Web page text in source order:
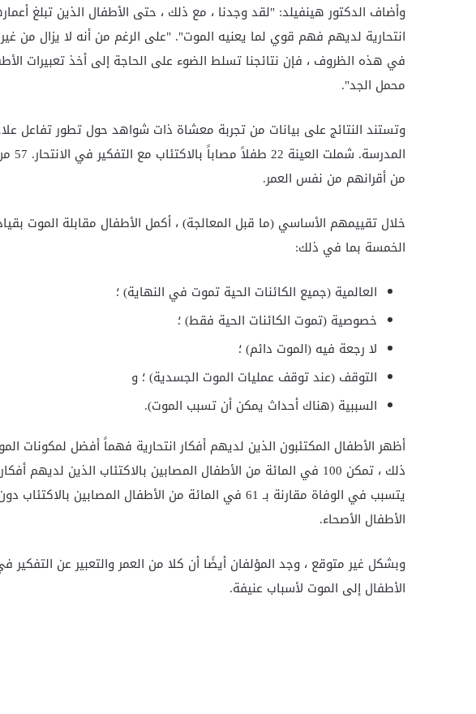
وأضاف الدكتور هينفيلد: "لقد وجدنا ، مع ذلك ، حتى الأطفال الذين تبلغ
انتحارية لديهم فهم قوي لما يعنيه الموت". "على الرغم من أنه لا يزال من
في هذه الظروف ، فإن نتائجنا تسلط الضوء على الحاجة إلى أخذ تعبيرات
محمل الجد".
وتستند النتائج على بيانات من تجربة معشاة ذات شواهد حول تطور تفاعل
من أقرانهم من نفس العمر.
خلال تقييمهم الأساسي (ما قبل المعالجة) ، أكمل الأطفال مقابلة الموت
الخمسة بما في ذلك:
العالمية (جميع الكائنات الحية تموت في النهاية) ؛
خصوصية (تموت الكائنات الحية فقط) ؛
لا رجعة فيه (الموت دائم) ؛
التوقف (عند توقف عمليات الموت الجسدية) ؛ و
السببية (هناك أحداث يمكن أن تسبب الموت).
أظهر الأطفال المكتئبون الذين لديهم أفكار انتحارية فهماً أفضل لمكونات
ذلك ، تمكن 100 في المائة من الأطفال المصابين بالاكتئاب الذين
الأطفال الأصحاء.
وبشكل غير متوقع ، وجد المؤلفان أيضًا أن كلا من العمر والتعبير عن
الأطفال إلى الموت لأسباب عنيفة.